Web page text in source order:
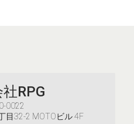
RPG
0022
目32-2 MOTOビル 4F